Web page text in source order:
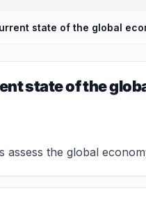
state of the
the global